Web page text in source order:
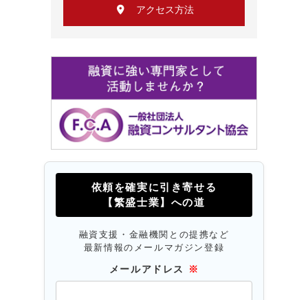
アクセス方法
依頼を確実に引き寄せる
【繁盛士業】への道
融資支援・金融機関との提携など
最新情報のメールマガジン登録
メールアドレス ※